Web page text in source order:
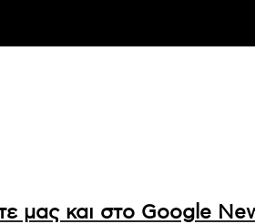
μας και στο Google